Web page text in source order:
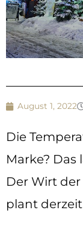
August 1, 2022
Die
Marke?
Der Wirt
plant